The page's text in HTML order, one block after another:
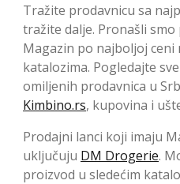
Tražite prodavnicu sa
tražite dalje. Pronašli
Magazin po najboljoj ceni
katalozima. Pogledajte
omiljenih prodavnica u
Kimbino.rs, kupovina i
Prodajni lanci koji imaju
uključuju DM Drogerie.
proizvod u sledećim